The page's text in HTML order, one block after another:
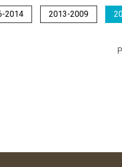
2014 2013-2009